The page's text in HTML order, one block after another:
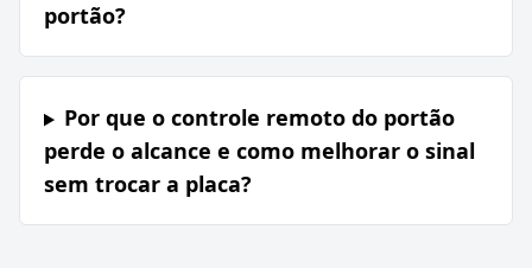
portão?
Por que o controle remoto do portão
perde o alcance e como melhorar o sinal
sem trocar a placa?